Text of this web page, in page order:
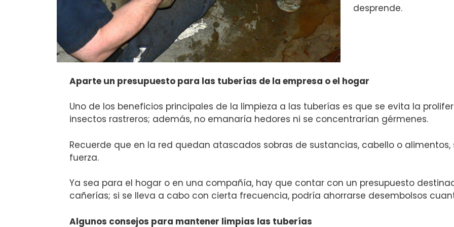
desprende.
Aparte un presupuesto para las tuberías de la empresa o el hogar
Uno de los beneficios principales de la limpieza a las tuberías es que se evita la
insectos rastreros; además, no emanaría hedores ni se concentrarían gérmenes.
Recuerde que en la red quedan atascados sobras de sustancias, cabello o
fuerza.
Ya sea para el hogar o en una compañía, hay que contar con un presupuesto
cañerías; si se lleva a cabo con cierta frecuencia, podría ahorrarse desembolsos
Algunos consejos para mantener limpias las tuberías